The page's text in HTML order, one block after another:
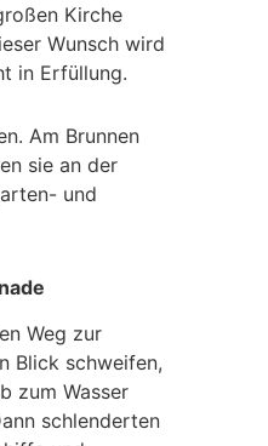
Kirche
Wunsch wird
in Erfüllung.
Am Brunnen
sie an der
und
Weg zur
Blick schweifen,
zum Wasser
schlenderten